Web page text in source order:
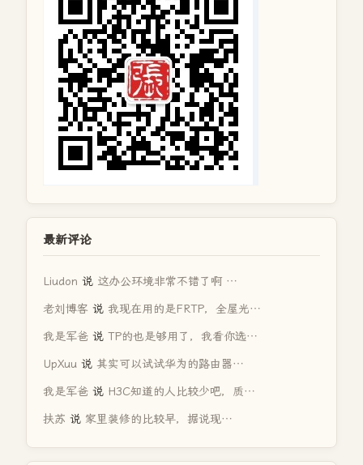
最新评论
Liudon 说 这办公环境非常不错了啊 …
老刘博客 说 我现在用的是FRTP，全屋光…
我是军爸 说 TP的也是够用了，我看你选…
UpXuu 说 其实可以试试华为的路由器…
我是军爸 说 H3C知道的人比较少吧，质…
扶苏 说 家里装修的比较早，据说现…